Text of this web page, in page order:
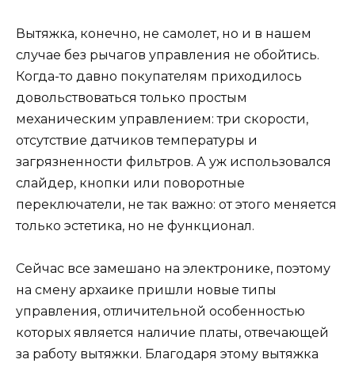
Вытяжка, конечно, не самолет, но и в нашем
случае без рычагов управления не обойтись.
Когда-то давно покупателям приходилось
довольствоваться только простым
механическим управлением: три скорости,
отсутствие датчиков температуры и
загрязненности фильтров. А уж использовался
слайдер, кнопки или поворотные
переключатели, не так важно: от этого меняется
только эстетика, но не функционал.
Сейчас все замешано на электронике, поэтому
на смену архаике пришли новые типы
управления, отличительной особенностью
которых является наличие платы, отвечающей
за работу вытяжки. Благодаря этому вытяжка